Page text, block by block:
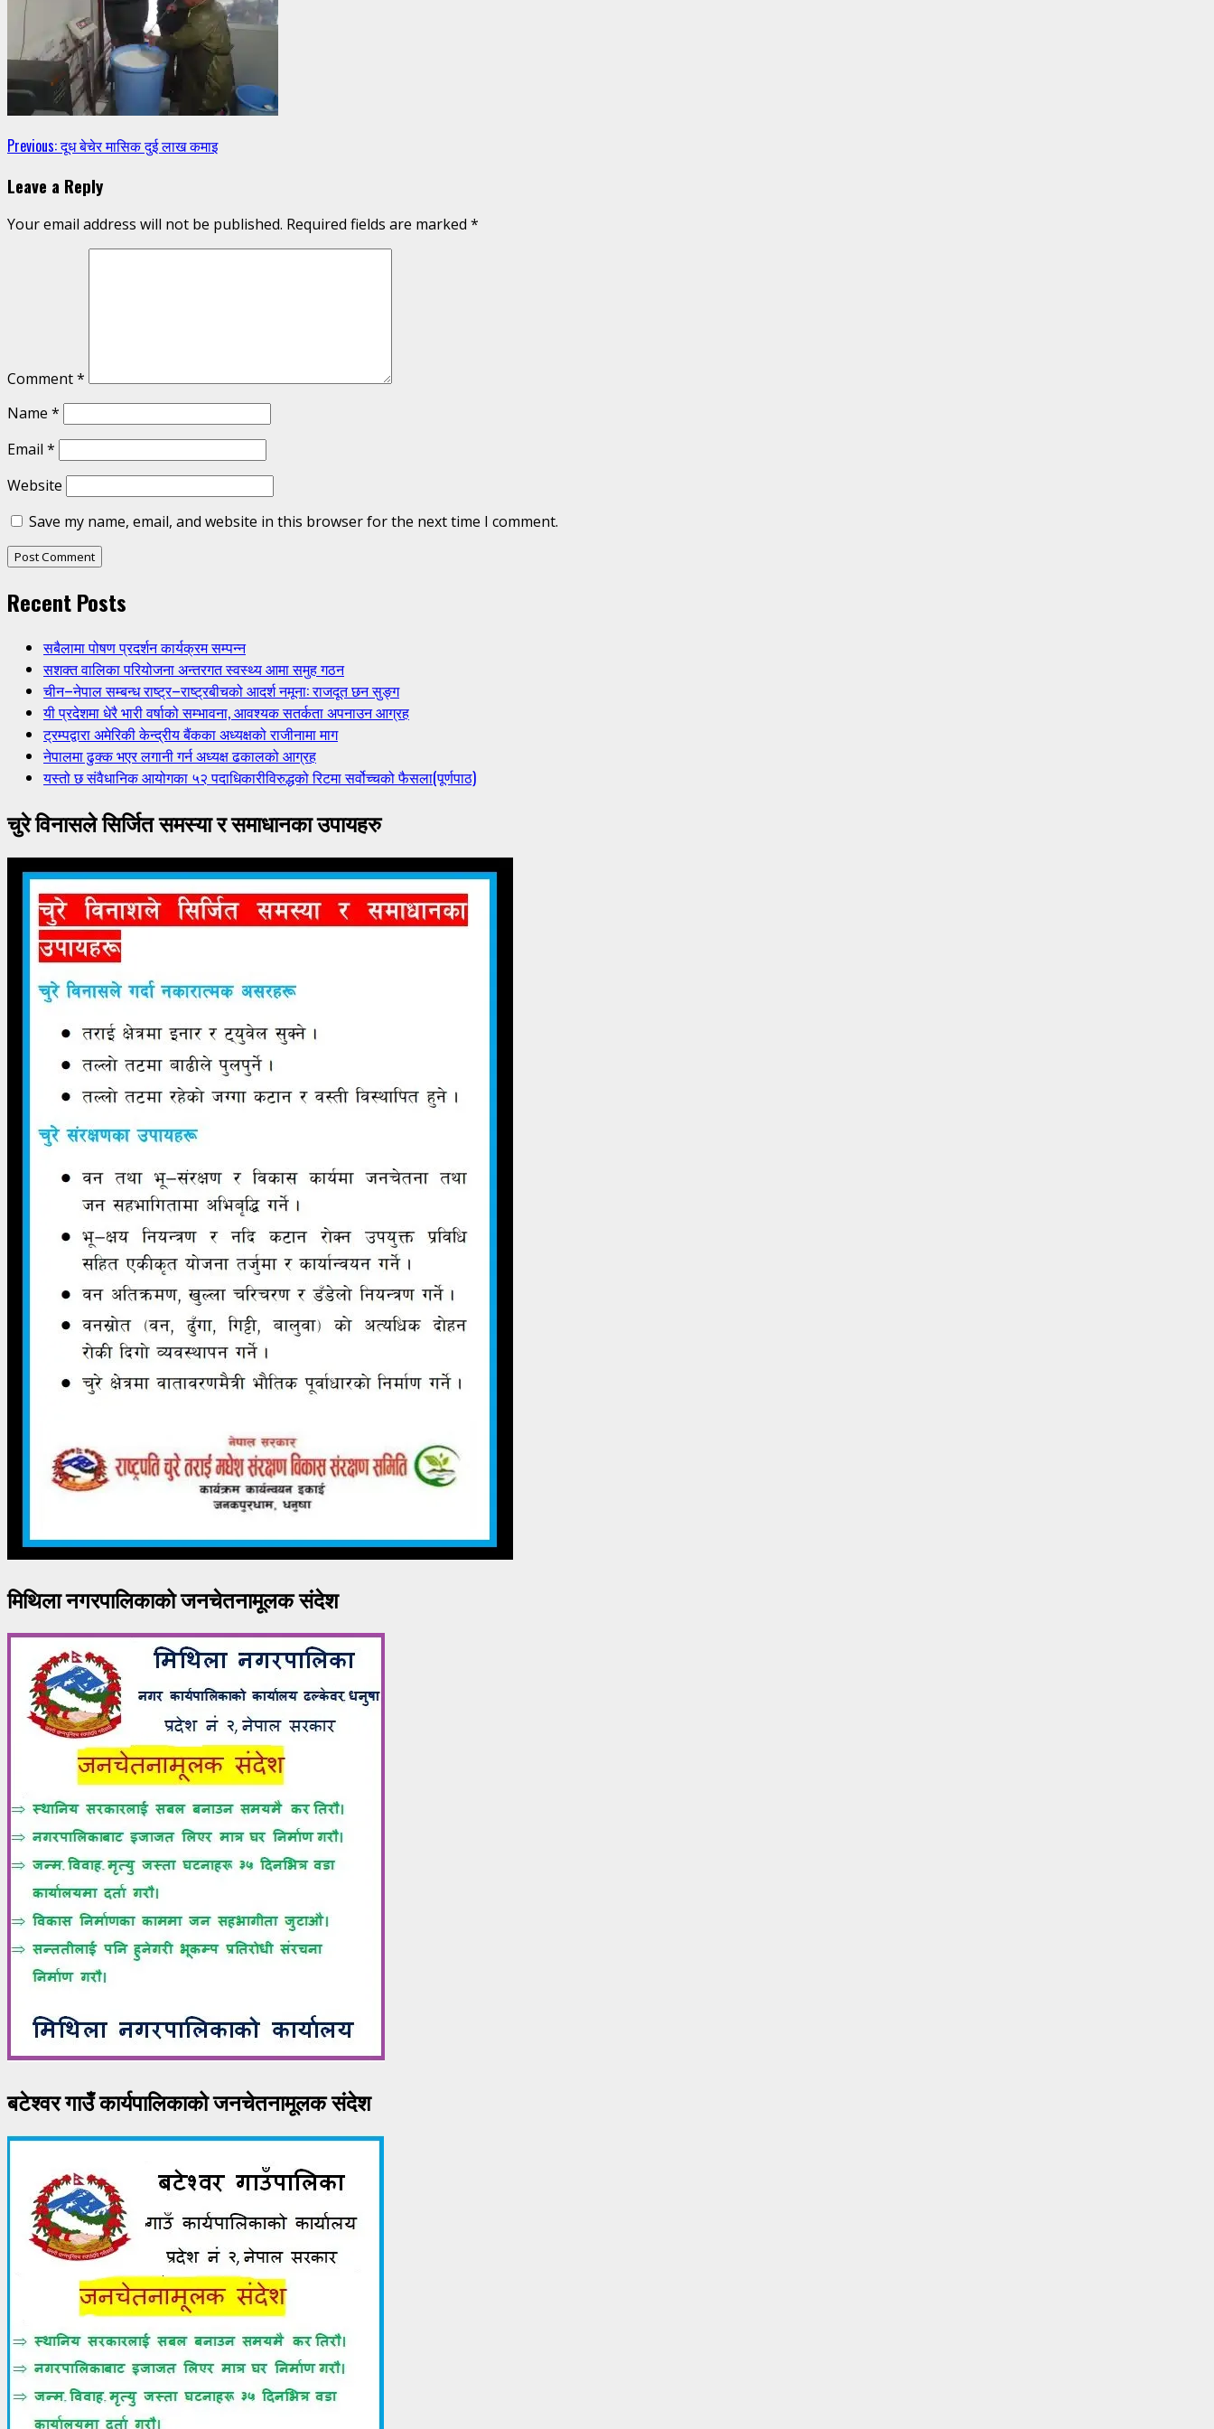
Continue
Reading
Previous:दूध बेचेर मासिक दुई लाख कमाइ
Leave a Reply
Your email address will not be published. Required fields are marked *
Comment*
Name *
Email *
Website
Save my name, email, and website in this browser for the next time I comment.
Recent Posts
सबैलामा पोषण प्रदर्शन कार्यक्रम सम्पन्न
सशक्त वालिका परियोजना अन्तरगत स्वस्थ्य आमा समुह गठन
चीन–नेपाल सम्बन्ध राष्ट्र–राष्ट्रबीचको आदर्श नमूना: राजदूत छन सुङ्ग
यी प्रदेशमा धेरै भारी वर्षाको सम्भावना, आवश्यक सतर्कता अपनाउन आग्रह
ट्रम्पद्वारा अमेरिकी केन्द्रीय बैंकका अध्यक्षको राजीनामा माग
नेपालमा ढुक्क भएर लगानी गर्न अध्यक्ष ढकालको आग्रह
यस्तो छ संवैधानिक आयोगका ५२ पदाधिकारीविरुद्धको रिटमा सर्वोच्चको फैसला(पूर्णपाठ)
चुरे विनासले सिर्जित समस्या र समाधानका उपायहरु
मिथिला नगरपालिकाको जनचेतनामूलक संदेश
बटेश्वर गाउँ कार्यपालिकाको जनचेतनामूलक संदेश